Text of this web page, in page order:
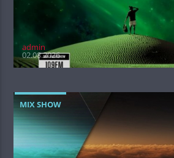
admin
02.08.2026
MIX SHOW